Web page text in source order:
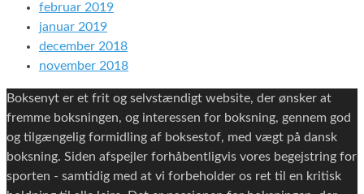
februar 2019
januar 2019
december 2018
november 2018
Boksenyt er et frit og selvstændigt website, der ønsker at
fremme boksningen, og interessen for boksning, gennem god
og tilgængelig formidling af boksestof, med vægt på dansk
boksning. Siden afspejler forhåbentligvis vores begejstring for
sporten - samtidig med at vi forbeholder os ret til en kritisk